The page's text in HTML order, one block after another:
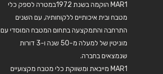
MAR1 הוקמה בשנת 1972במטרה לספק כלי
מטבח ובית איכותיים ללקוחותיה, עם השנים
התרחבה והתמקצעה בתחום המטבח המוסדי עם
מוניטין של למעלה מ-50 שנה ו-3 דורות
שנמצאים בחברה.
MAR1 מייבאת ומשווקת כלי מטבח מקצועיים